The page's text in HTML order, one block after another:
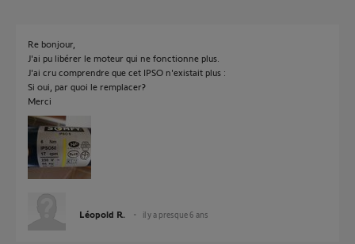
Re bonjour,
J'ai pu libérer le moteur qui ne fonctionne plus.
J'ai cru comprendre que cet IPSO n'existait plus :
Si oui, par quoi le remplacer?
Merci
Léopold R. il y a presque 6 ans